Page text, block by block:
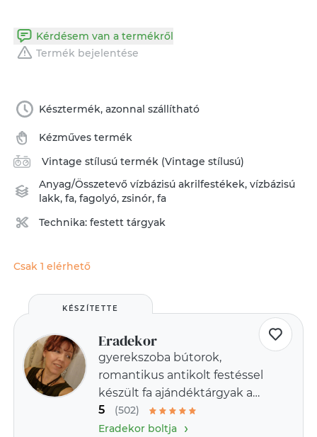
Kérdésem van a termékről
Termék bejelentése
Késztermék, azonnal szállítható
Kézműves termék
Vintage stílusú termék (Vintage stílusú)
Anyag/Összetevővízbázisú akrilfestékek,vízbázisú
lakk,fa,fagolyó,zsinór,fa
Technika:festett tárgyak
Csak 1 elérhető
KÉSZÍTETTE
Eradekor
gyerekszoba bútorok,
romantikus antikolt festéssel
készült fa ajándéktárgyak a
provence-i stílus jegyében
5
(502)
Eradekor boltja›